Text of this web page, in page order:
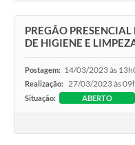
PREGÃO
DE HIGIENE E
Postagem: 14/03/2023 às
Realização: 27/03/2023 às
Situação: ABERTO